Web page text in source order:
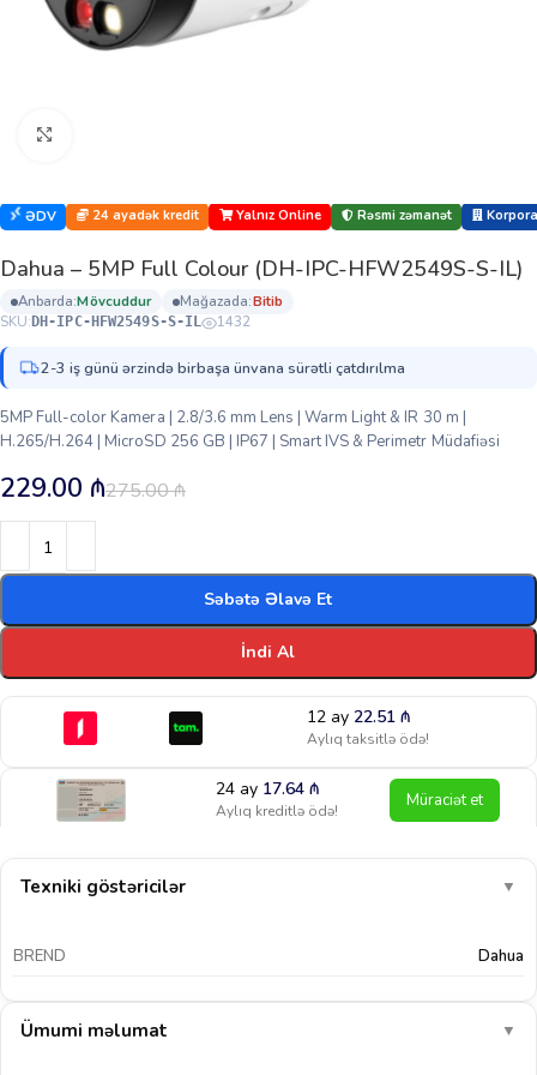
ƏDV 24 ayadək kredit Yalnız Online Rəsmi zəmanət
Dahua – 5MP Full Colour (DH-IPC-HFW2549S-S-IL)
anbarda: mövcuddur mağazada:
bi̇ti̇b
SKU: DH-IPC-HFW2549S-S-IL 1432
2-3 iş günü ərzində birbaşa ünvana sürətli çatdırılma
5MP Full-color Kamera | 2.8/3.6 mm Lens | Warm Light & IR 30 m |
H.265/H.264 | MicroSD 256 GB | IP67 | Smart IVS & Perimetr Müdafiəsi
275.00₼
229.00 ₼
Səbətə Əlavə Et
İndi Al
12 ay 22.51 ₼
Aylıq taksitlə ödə!
24 ay 17.64₼
Aylıq kreditlə ödə! Müraciət et
Texniki göstəricilər ▼
BREND Dahua
Ümumi məlumat ▼